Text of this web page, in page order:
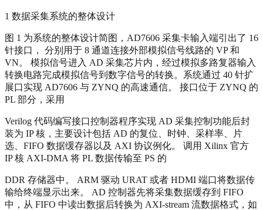
1 数据采集系统的整体设计
图 1 为系统的整体设计简图，AD7606 采集卡输入端引出了 16
针接口， 分别用于 8 通道连接外部模拟信号线路的 VP 和
VN。 模拟信号进入 AD 采集芯片内，经过模拟多路复器输入
转换电路完成模拟信号到数字信号的转换。系统通过 40 针扩
展口实现 AD7606 与 ZYNQ 的高速通信。 接口位于 ZYNQ 的
PL 部分，采用
Verilog 代码编写接口控制器程序实现 AD 采集控制功能后封
装为 IP 核，主要设计包括 AD 的复位、时钟、采样率、片
选、FIFO 数据缓存器以及 AXI 协议例化。 调用 Xilinx 官方
IP 核 AXI-DMA 将 PL 数据传输至 PS 的
DDR 存储器中。 ARM 驱动 URAT 或者 HDMI 端口将数据传
输给终端显示出来。 AD 控制器先将采集数据缓存到 FIFO
中，从 FIFO 中读出数据后转换为 AXI-stream 流数据格式，如